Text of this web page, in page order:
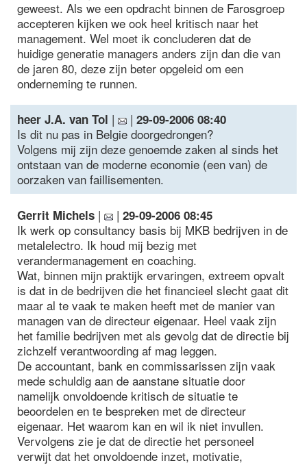
geweest. Als we een opdracht binnen de Farosgroep
accepteren kijken we ook heel kritisch naar het
management. Wel moet ik concluderen dat de
huidige generatie managers anders zijn dan die van
de jaren 80, deze zijn beter opgeleid om een
onderneming te runnen.
heer J.A. van Tol | | 29-09-2006 08:40
Is dit nu pas in Belgie doorgedrongen?
Volgens mij zijn deze genoemde zaken al sinds het
ontstaan van de moderne economie (een van) de
oorzaken van faillisementen.
Gerrit Michels | | 29-09-2006 08:45
Ik werk op consultancy basis bij MKB bedrijven in de
metalelectro. Ik houd mij bezig met
verandermanagement en coaching.
Wat, binnen mijn praktijk ervaringen, extreem opvalt
is dat in de bedrijven die het financieel slecht gaat dit
maar al te vaak te maken heeft met de manier van
managen van de directeur eigenaar. Heel vaak zijn
het familie bedrijven met als gevolg dat de directie bij
zichzelf verantwoording af mag leggen.
De accountant, bank en commissarissen zijn vaak
mede schuldig aan de aanstane situatie door
namelijk onvoldoende kritisch de situatie te
beoordelen en te bespreken met de directeur
eigenaar. Het waarom kan en wil ik niet invullen.
Vervolgens zie je dat de directie het personeel
verwijt dat het onvoldoende inzet, motivatie,